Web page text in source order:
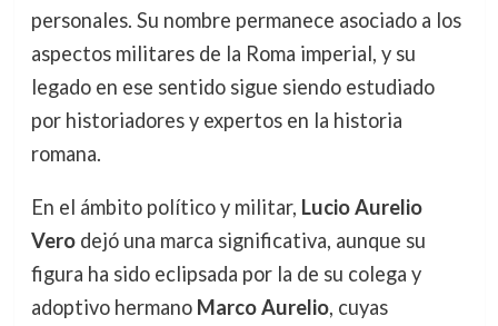
personales. Su nombre permanece asociado a los
aspectos militares de la Roma imperial, y su
legado en ese sentido sigue siendo estudiado
por historiadores y expertos en la historia
romana.
En el ámbito político y militar, Lucio Aurelio
Verodejó una marca significativa, aunque su
figura ha sido eclipsada por la de su colega y
adoptivo hermano Marco Aurelio, cuyas